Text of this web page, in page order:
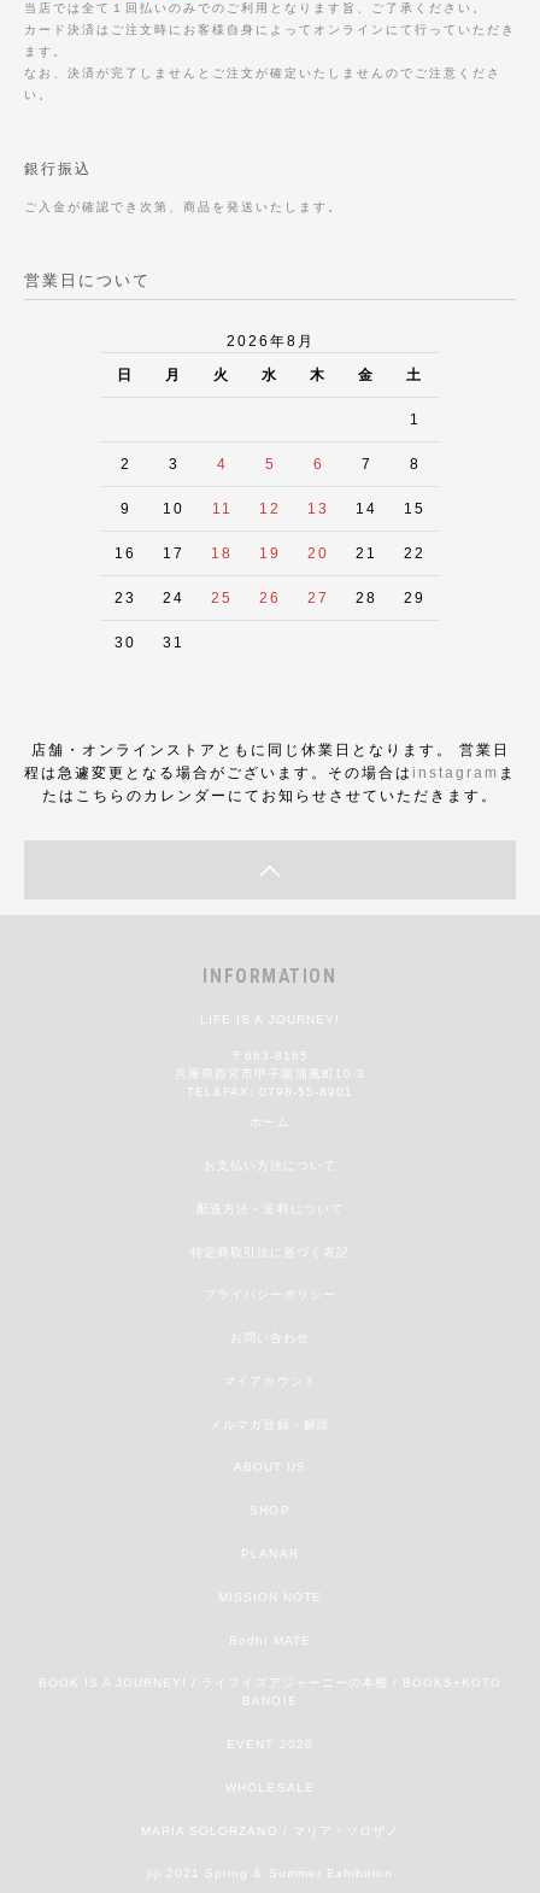
当店では全て１回払いのみでのご利用となります旨、ご了承ください。
カード決済はご注文時にお客様自身によってオンラインにて行っていただき
ます。
なお、決済が完了しませんとご注文が確定いたしませんのでご注意くださ
い。
銀行振込
ご入金が確認でき次第、商品を発送いたします。
営業日について
2026年8月
日 月 火 水 木 金 土
1
2 3 4 5 6 7 8
9 10 11 12 13 14 15
16 17 18 19 20 21 22
23 24 25 26 27 28 29
30 31
店舗・オンラインストアともに同じ休業日となります。 営業日
程は急遽変更となる場合がございます。その場合は instagram ま
たはこちらのカレンダーにてお知らせさせていただきます。
INFORMATION
LIFE IS A JOURNEY!
〒663-8165
兵庫県西宮市甲子園浦風町10-3
TEL&FAX: 0798-55-8901
ホーム
お支払い方法について
配送方法・送料について
特定商取引法に基づく表記
プライバシーポリシー
お問い合わせ
マイアカウント
メルマガ登録・解除
ABOUT US
SHOP
PLANAR
MISSION NOTE
Bodhi MATE
BOOK IS A JOURNEY! / ライフイズアジャーニーの本棚 / BOOKS+KOTO
BANOIE
EVENT 2020
WHOLESALE
MARIA SOLORZANO / マリア・ソロザノ
jiji 2021 Spring & Summer Exhibition